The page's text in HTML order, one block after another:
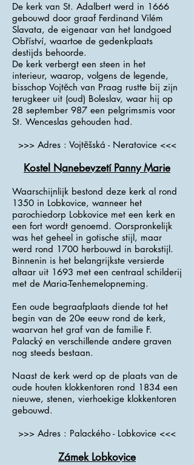
De kerk van St. Adalbert werd in 1666
gebouwd door graaf Ferdinand Vilém
Slavata, de eigenaar van het landgoed
Obříství, waartoe de gedenkplaats
destijds behoorde.
De kerk verbergt een steen in het
interieur, waarop, volgens de legende,
bisschop Vojtěch van Praag rustte bij zijn
terugkeer uit (oud) Boleslav, waar hij op
28 september 987 een pelgrimsmis voor
St. Wenceslas gehouden had.
>>> Adres : Vojtěšská - Neratovice <<<
Kostel Nanebevzetí Panny Marie
Waarschijnlijk bestond deze kerk al rond
1350 in Lobkovice, wanneer het
parochiedorp Lobkovice met een kerk en
een fort wordt genoemd. Oorspronkelijk
was het geheel in gotische stijl, maar
werd rond 1700 herbouwd in barokstijl.
Binnenin is het belangrijkste versierde
altaar uit 1693 met een centraal schilderij
met de Maria-Tenhemelopneming.
Een oude begraafplaats diende tot het
begin van de 20e eeuw rond de kerk,
waarvan het graf van de familie F.
Palacký en verschillende andere graven
nog steeds bestaan.
Naast de kerk werd op de plaats van de
oude houten klokkentoren rond 1834 een
nieuwe, stenen, vierhoekige klokkentoren
gebouwd.
>>> Adres : Palackého - Lobkovice <<<
Zámek Lobkovice